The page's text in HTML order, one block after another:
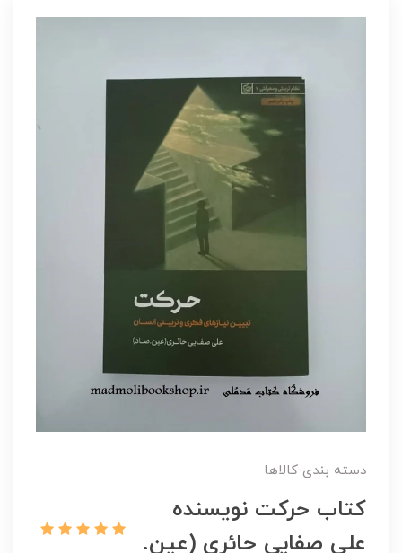
دسته بندی کالاها
کتاب حرکت نویسنده
علی صفایی حائری (عین.